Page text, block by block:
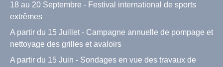
18 au 20 Septembre - Festival international de sports
extrêmes
A partir du 15 Juillet - Campagne annuelle de pompage et
nettoyage des grilles et avaloirs
A partir du 15 Juin - Sondages en vue des travaux de